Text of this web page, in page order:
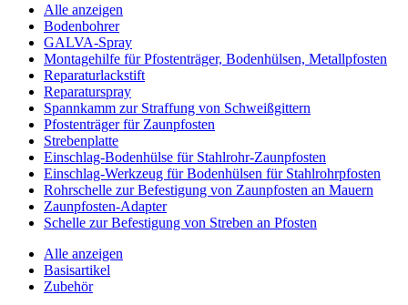
Alle anzeigen
Bodenbohrer
GALVA-Spray
Montagehilfe für Pfostenträger, Bodenhülsen, Metallpfosten
Reparaturlackstift
Reparaturspray
Spannkamm zur Straffung von Schweißgittern
Pfostenträger für Zaunpfosten
Strebenplatte
Einschlag-Bodenhülse für Stahlrohr-Zaunpfosten
Einschlag-Werkzeug für Bodenhülsen für Stahlrohrpfosten
Rohrschelle zur Befestigung von Zaunpfosten an Mauern
Zaunpfosten-Adapter
Schelle zur Befestigung von Streben an Pfosten
Alle anzeigen
Basisartikel
Zubehör